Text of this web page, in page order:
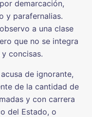
demarcación,
y parafernalias.
a una clase
que no se integra
concisas.
de ignorante,
de la cantidad de
y con carrera
del Estado, o